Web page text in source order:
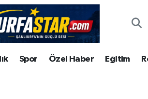
Spor Özel Haber Eğitim
Eczaneler
Durumu